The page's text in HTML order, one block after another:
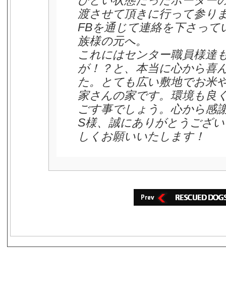
渡させて頂きに行って参り
FBを通じて連絡を下さって
族様の元へ。
これにはセンター職員様達
が！？と、本当に心から喜
た。とても広い敷地でお米
家さんの家です。環境も良
ごす事でしょう。心から感
S様、誠にありがとうござ
しくお願いいたします！
s3